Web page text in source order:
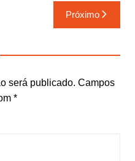
Próximo
será publicado. Campos
*